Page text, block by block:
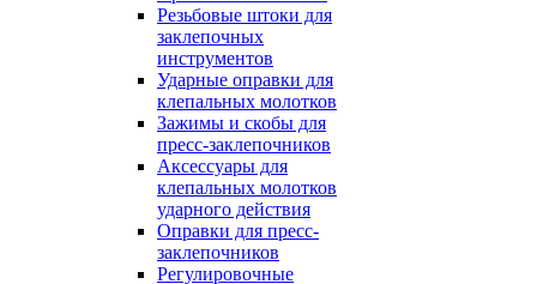
Резьбовые штоки для
заклепочных
инструментов
Ударные оправки для
клепальных молотков
Зажимы и скобы для
пресс-заклепочников
Аксессуары для
клепальных молотков
ударного действия
Оправки для пресс-
заклепочников
Регулировочные